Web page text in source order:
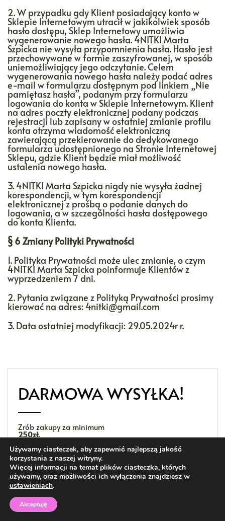
2. W przypadku gdy Klient posiadający konto w
Sklepie Internetowym utracił w jakikolwiek sposób
hasło dostępu, Sklep Internetowy umożliwia
wygenerowanie nowego hasła. 4NITKI Marta
Szpicka nie wysyła przypomnienia hasła. Hasło jest
przechowywane w formie zaszyfrowanej, w sposób
uniemożliwiający jego odczytanie. Celem
wygenerowania nowego hasła należy podać adres
e-mail w formularzu dostępnym pod linkiem „Nie
pamiętasz hasła”, podanym przy formularzu
logowania do konta w Sklepie Internetowym. Klient
na adres poczty elektronicznej podany podczas
rejestracji lub zapisany w ostatniej zmianie profilu
konta otrzyma wiadomość elektroniczną
zawierającą przekierowanie do dedykowanego
formularza udostępnionego na Stronie Internetowej
Sklepu, gdzie Klient będzie miał możliwość
ustalenia nowego hasła.
3. 4NITKI Marta Szpicka nigdy nie wysyła żadnej
korespondencji, w tym korespondencji
elektronicznej z prośbą o podanie danych do
logowania, a w szczególności hasła dostępowego
do konta Klienta.
§ 6 Zmiany Polityki Prywatności
1. Polityka Prywatności może ulec zmianie, o czym
4NITKI Marta Szpicka poinformuje Klientów z
wyprzedzeniem 7 dni.
2. Pytania związane z Polityką Prywatności prosimy
kierować na adres: 4nitki@gmail.com
3. Data ostatniej modyfikacji: 29.05.2024r r.
DARMOWA WYSYŁKA!
Zrób zakupy za minimum
250zł.
Zgarnij darmową wysyłkę na terenie Polski
paczkomatem InPost!
Kategorie
Używamy ciasteczek, aby zapewnić najlepszą jakość
korzystania z naszej witryny.
Więcej informacji na temat plików ciasteczka, których
używamy, oraz możliwości ich wyłączenia znajdziesz w
ustawieniach.
Akceptuję